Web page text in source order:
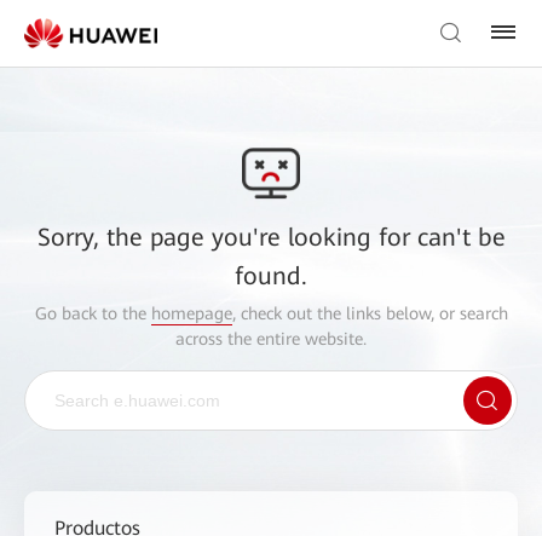
Sorry, the page you're looking for can't be
found.
Go back to the homepage, check out the links below, or search
across the entire website.
Productos